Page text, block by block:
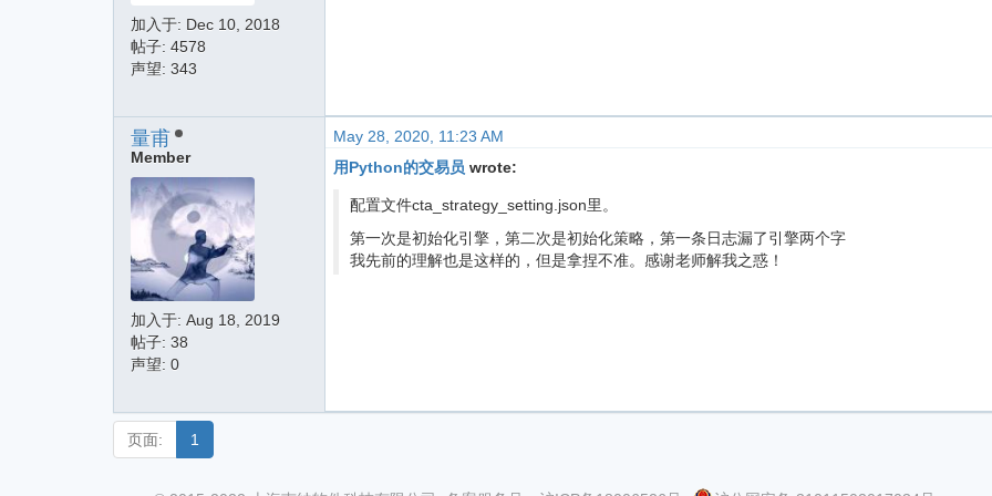
加入于: Dec 10, 2018
帖子: 4578
声望: 343
量甫
Member
加入于: Aug 18, 2019
帖子: 38
声望: 0
May 28, 2020, 11:23 AM
用Python的交易员 wrote:
配置文件cta_strategy_setting.json里。
第一次是初始化引擎，第二次是初始化策略，第一条日志漏了引擎两个字
我先前的理解也是这样的，但是拿捏不准。感谢老师解我之惑！
页面: 1